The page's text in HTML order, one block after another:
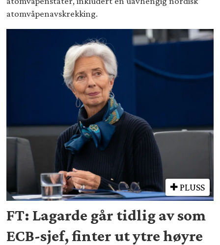
atomvåpenavskrekking.
PLUSS
FT: Lagarde går tidlig av som
ECB-sjef, finter ut ytre høyre